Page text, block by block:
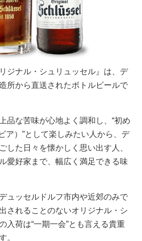
ジナル・シュリュッセル』は、デ
所から直送されたボトルビールで
品な苦味が心地よく調和し、“初め
ア）”として楽しみたい人から、デ
した日々を懐かしく思い出す人、
愛好家まで、幅広く満足できる味
ュッセルドルフ市内や近郊のみで
されることのないオリジナル・シ
入荷は“一期一会”とも言える貴重
。